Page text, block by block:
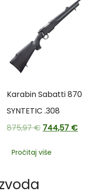
Karabin Sabatti 870
SYNTETIC .308
875,97€744,57 €
Pročitaj više